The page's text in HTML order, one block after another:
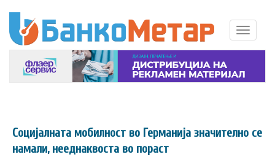
Социјалната мобилност во Германија значително се
намали, нееднаквоста во пораст